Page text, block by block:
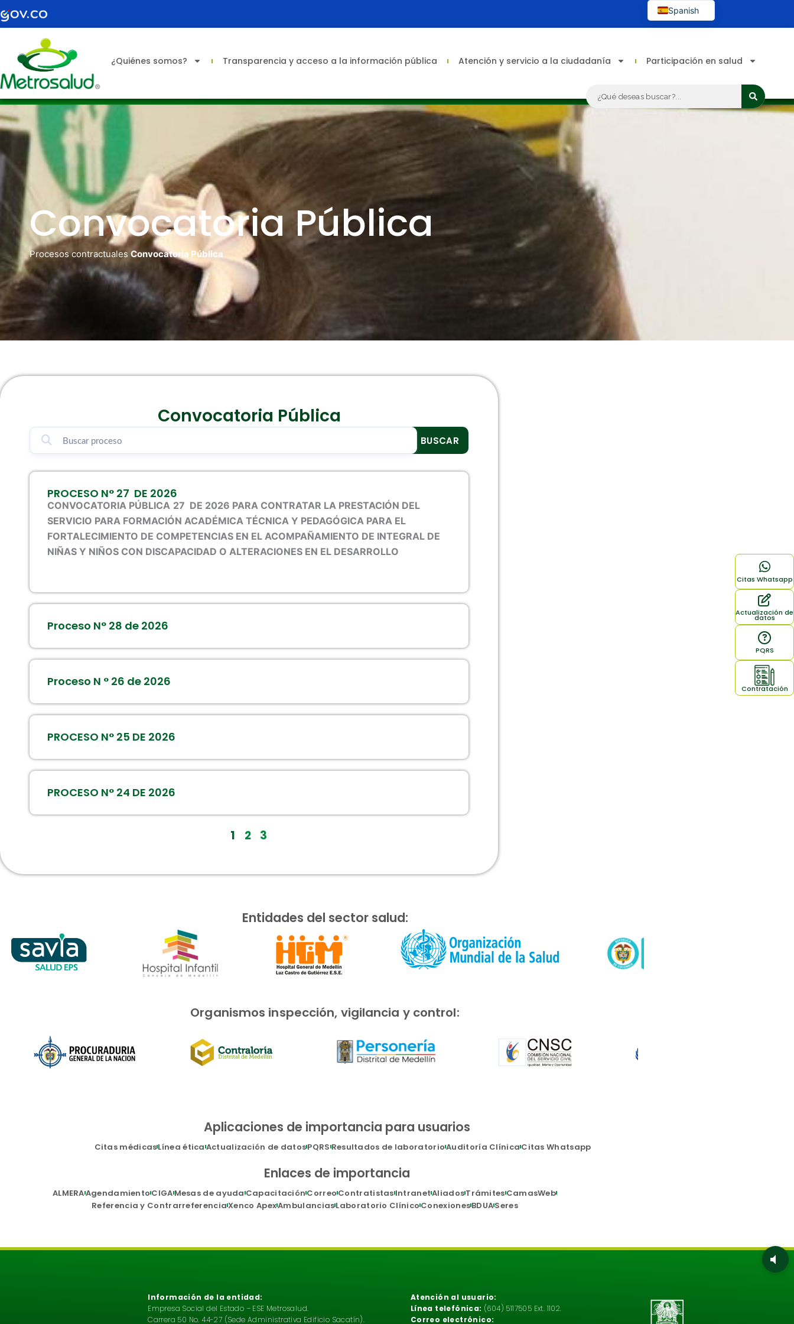
Ir
al
contenido
¿Quiénes somos?
Transparencia y acceso a la información pública Atención y servicio a la ciudadanía Participación en salud
...
Convocatoria Pública
Procesos contractuales Convocatoria Pública
Convocatoria Pública
BUSCAR
PROCESO N° 27 DE 2026
CONVOCATORIA PÚBLICA 27 DE 2026 PARA CONTRATAR LA PRESTACIÓN DEL
SERVICIO PARA FORMACIÓN ACADÉMICA TÉCNICA Y PEDAGÓGICA PARA EL
FORTALECIMIENTO DE COMPETENCIAS EN EL ACOMPAÑAMIENTO DE INTEGRAL DE
NIÑAS Y NIÑOS CON DISCAPACIDAD O ALTERACIONES EN EL DESARROLLO
Proceso N° 28 de 2026
Proceso N ° 26 de 2026
PROCESO N° 25 DE 2026
PROCESO N° 24 DE 2026
a
g
e
1
a
g
e
2
a
g
e
3
Entidades del sector salud:
Organismos inspección, vigilancia y control:
Aplicaciones de importancia para usuarios
Citas médicasLínea éticaActualización de datosPQRSResultados de laboratorioAuditoría ClínicaCitas Whatsapp
Enlaces de importancia
ALMERAAgendamientoCIGAMesas de ayudaCapacitaciónCorreoContratistasIntranetAliadosTrámitesCamasWeb
Referencia y ContrarreferenciaXenco ApexAmbulanciasLaboratorio ClínicoConexionesBDUASeres
Citas Whatsapp
Actualización de
datos
PQRS
Contratación
Información de la entidad:
Empresa Social del Estado – ESE Metrosalud.
Carrera 50 No. 44-27 (Sede Administrativa Edificio Sacatín).
Atención al usuario:
Línea telefónica: (604) 5117505 Ext. 1102.
Correo electrónico:
Spanish
English